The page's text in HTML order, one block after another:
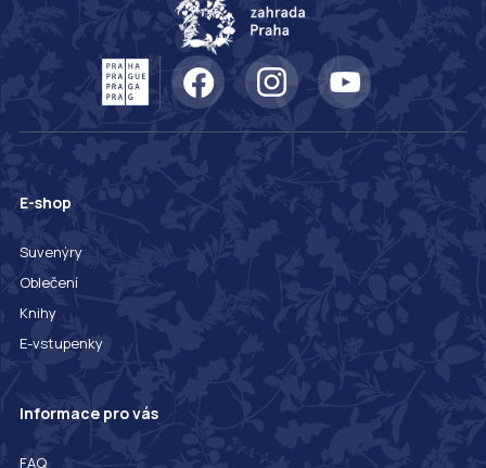
E-shop
Suvenýry
Oblečení
Knihy
E-vstupenky
Informace pro vás
FAQ